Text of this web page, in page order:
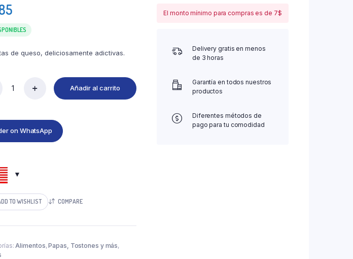
de queso, deliciosamente adictivas.
Añadir al carrito
on WhatsApp
TO WISHLIST COMPARE
Alimentos,Papas, Tostones y más,
El monto mínimo para compras es de 7$
Delivery gratis en menos
de 3 horas
Garantía en todos nuestros
productos
Diferentes métodos de
pago para tu comodidad